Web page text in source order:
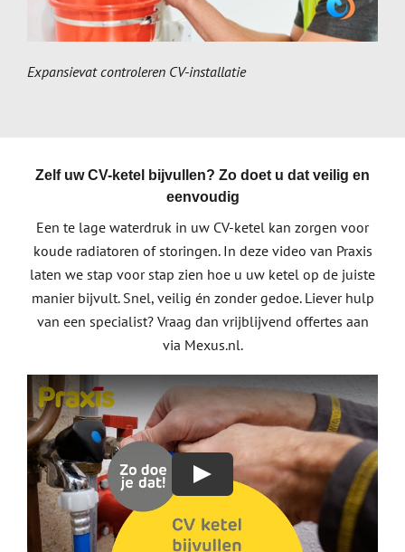
Expansievat controleren CV-installatie
Zelf uw CV-ketel bijvullen? Zo doet u dat veilig en
eenvoudig
Een te lage waterdruk in uw CV-ketel kan zorgen voor
koude radiatoren of storingen. In deze video van Praxis
laten we stap voor stap zien hoe u uw ketel op de juiste
manier bijvult. Snel, veilig én zonder gedoe. Liever hulp
van een specialist? Vraag dan vrijblijvend offertes aan
via Mexus.nl.